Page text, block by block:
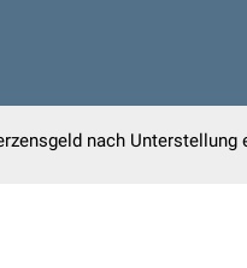
nach Unterstellung